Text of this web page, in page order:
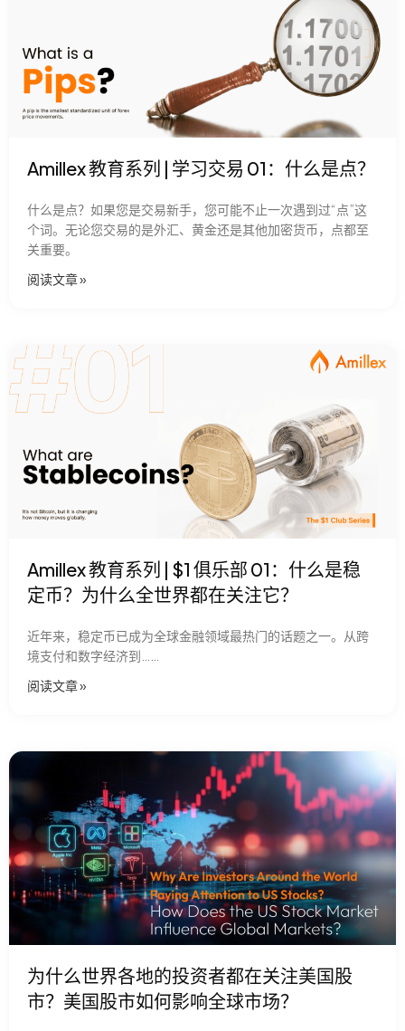
Amillex 教育系列 | 学习交易 01：什么是点？
什么是点？如果您是交易新手，您可能不止一次遇到过“点”这
个词。无论您交易的是外汇、黄金还是其他加密货币，点都至
关重要。
阅读文章​ »
Amillex 教育系列 | $1 俱乐部 01：什么是稳
定币？为什么全世界都在关注它？
近年来，稳定币已成为全球金融领域最热门的话题之一。从跨
境支付和数字经济到……
阅读文章​ »
为什么世界各地的投资者都在关注美国股
市？美国股市如何影响全球市场？